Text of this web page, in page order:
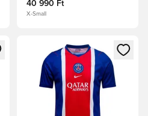
40 990 Ft
X-Small
vagy a tagként
Megnyit egy modált a